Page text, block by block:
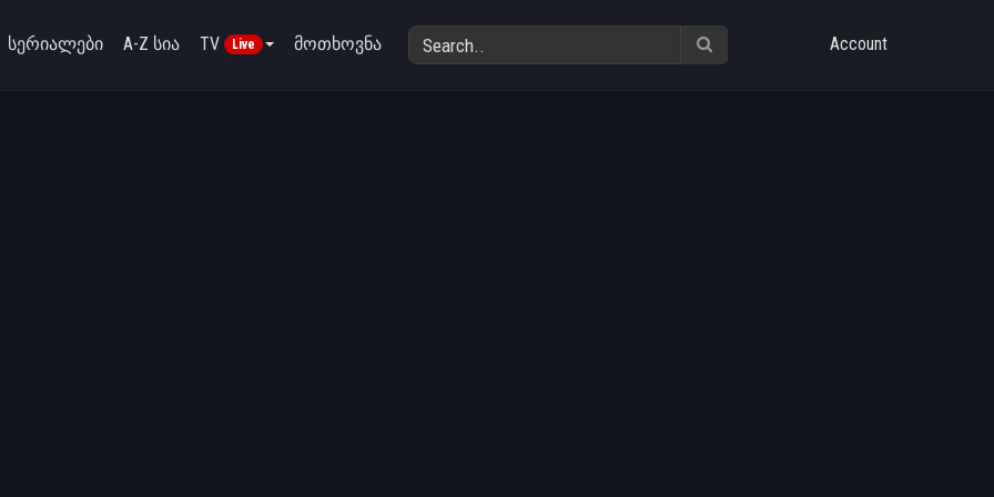
სერიალები A-Z სია TV Live მოთხოვნა Account